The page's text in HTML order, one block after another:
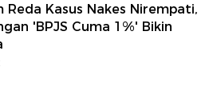
Reda Kasus Nakes Nirempati,
'BPJS Cuma 1%' Bikin